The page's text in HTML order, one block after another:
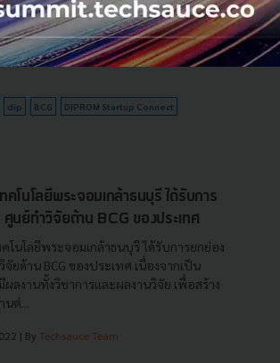
ส่งเสริมอุตสาหกรรม หนุน"ดีพร้อมสตาร์ทอัพ
อนเศรษฐกิจ BCG...
| ByTechsauce Team
dip BCG DIPROM Startup Connect
คโนโลยีพระจอมเกล้าธนบุรี ได้รับการ
ศูนย์ทำวิจัยด้าน BCG ของประเทศ
โนโลยีพระจอมเกล้าธนบุรี ได้รับการยกย่อง
ยด้าน BCG ของประเทศ เนื่องจากเป็น
ลงานทั้งวิชาการและผลงานวิจัย เพื่อสร้าง
ต่...
| By Techsauce Team